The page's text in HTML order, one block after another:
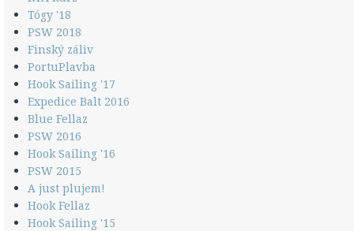
Tógy '18
PSW 2018
Finský záliv
PortuPlavba
Hook Sailing '17
Expedice Balt 2016
Blue Fellaz
PSW 2016
Hook Sailing '16
PSW 2015
A just plujem!
Hook Fellaz
Hook Sailing '15